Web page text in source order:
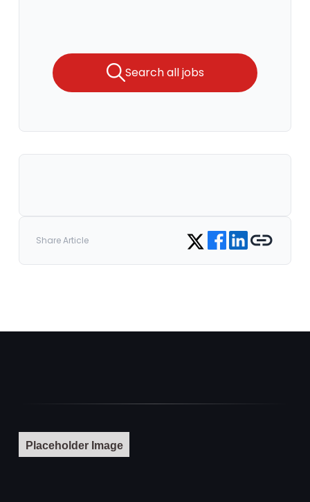
Search all jobs
Share Article Share on Twitter
Share on Facebook
Share on LinkedIn
Copy link
Placeholder Image